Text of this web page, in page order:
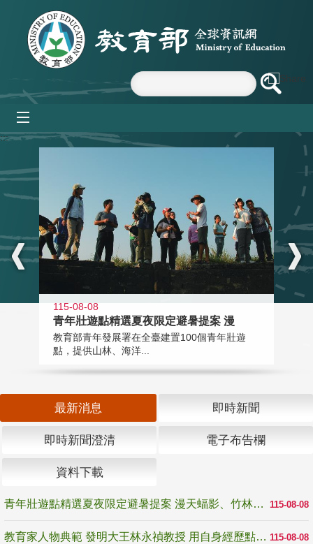
跳到主要內容區塊
:::
115-08-08
青年壯遊點精選夏夜限定避暑提案 漫
教育部青年發展署在全臺建置100個青年壯遊
點，提供山林、海洋...
最新消息 即時新聞
即時新聞澄清 電子布告欄
資料下載
115-08-08
青年壯遊點精選夏夜限定避暑提案 漫天蝠影、竹林尋蛙、茶香夜觀 邀青年暮色出發
115-08-08
教育家人物典範 發明大王林永禎教授 用自身經歷點亮學生的路